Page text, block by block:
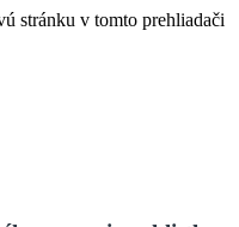
stránku v tomto prehliadači